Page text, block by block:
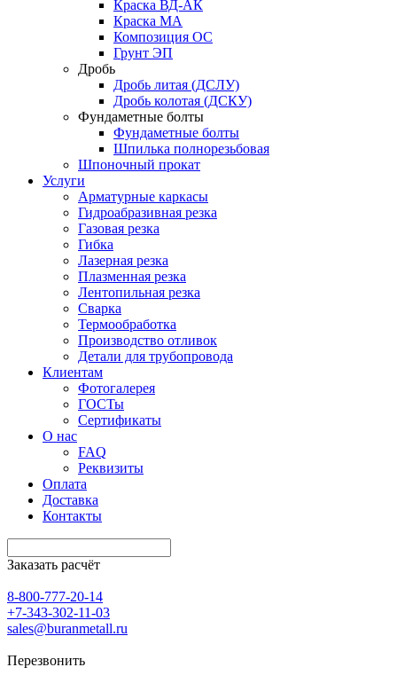
Краска ВД-АК
Краска МА
Композиция ОС
Грунт ЭП
Дробь
Дробь литая (ДСЛУ)
Дробь колотая (ДСКУ)
Фундаметные болты
Фундаметные болты
Шпилька полнорезьбовая
Шпоночный прокат
Услуги
Арматурные каркасы
Гидроабразивная резка
Газовая резка
Гибка
Лазерная резка
Плазменная резка
Лентопильная резка
Сварка
Термообработка
Производство отливок
Детали для трубопровода
Клиентам
Фотогалерея
ГОСТы
Сертификаты
О нас
FAQ
Реквизиты
Оплата
Доставка
Контакты
Заказать расчёт
8-800-777-20-14
+7-343-302-11-03
sales@buranmetall.ru
Перезвонить